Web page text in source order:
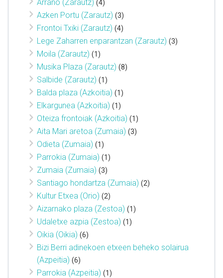
Arrano (Zarautz) (4)
Azken Portu (Zarautz) (3)
Frontoi Txiki (Zarautz) (4)
Lege Zaharren enparantzan (Zarautz) (3)
Moila (Zarautz) (1)
Musika Plaza (Zarautz) (8)
Salbide (Zarautz) (1)
Balda plaza (Azkoitia) (1)
Elkargunea (Azkoitia) (1)
Oteiza frontoiak (Azkoitia) (1)
Aita Mari aretoa (Zumaia) (3)
Odieta (Zumaia) (1)
Parrokia (Zumaia) (1)
Zumaia (Zumaia) (3)
Santiago hondartza (Zumaia) (2)
Kultur Etxea (Orio) (2)
Aizarnako plaza (Zestoa) (1)
Udaletxe azpia (Zestoa) (1)
Oikia (Oikia) (6)
Bizi Berri adinekoen etxeen beheko solairua
(Azpeitia) (6)
Parrokia (Azpeitia) (1)